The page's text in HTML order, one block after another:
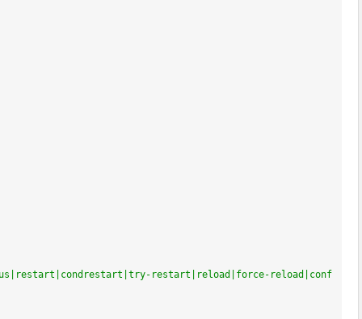
restart|reload|force-reload|conf